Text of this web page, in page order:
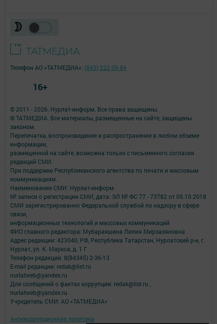
© 2011 - 2026. Нурлат-⁠информ. Все права защищены.
© ТАТМЕДИА. Все материалы, размещенные на сайте, защищены
законом.
Перепечатка, воспроизведение и распространение в любом объеме
информации,
размещенной на сайте, возможна только с письменного согласия
редакций СМИ.
При поддержке Республиканского агентства по печати и массовым
коммуникациям.
Наименование СМИ: Нурлат-⁠информ
№ записи о регистрации СМИ, дата: ЭЛ № ФС 77 -⁠ 73782 от 05.10.2018
СМИ зарегистрированно Федеральной службой по надзору в сфере
связи,
информационных технологий и массовых коммуникаций
ФИО главного редактора: Мубаракшина Лилия Мирзазяновна
Адрес редакции: 423040, РФ, Республика Татарстан, Нурлатский р-н, г.
Нурлат, ул. К. Маркса, д. 1 Г
Телефон редакции: 8(84345) 2-36-13
E-mail редакции: redak@list.ru
nurlatweb@yandex.ru
Для сообщений о фактах коррупции: redak@list.ru ,
nurlatweb@yandex.ru
Учредитель СМИ: АО «ТАТМЕДИА»
Антикоррупционная политика
Телефон АО «ТАТМЕДИА»: (843) 222 09 84
16+